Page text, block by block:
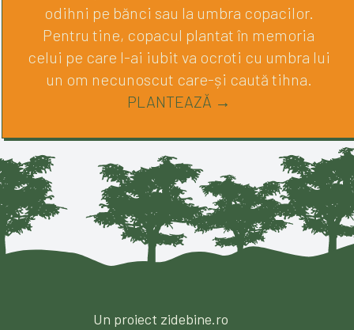
odihni pe bănci sau la umbra copacilor.
Pentru tine, copacul plantat în memoria
celui pe care l-ai iubit va ocroti cu umbra lui
un om necunoscut care-și caută tihna.
PLANTEAZĂ →
Un proiect zidebine.ro